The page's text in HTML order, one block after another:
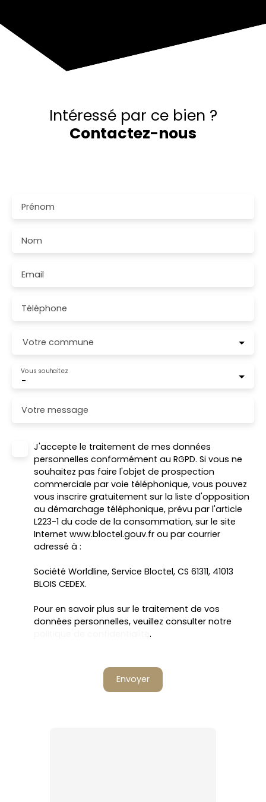
Intéressé par ce bien ?
Contactez-nous
Prénom
Nom
Email
Téléphone
Votre commune
-
Vous souhaitez
Votre message
J'accepte le traitement de mes données
personnelles conformément au RGPD. Si vous ne
souhaitez pas faire l'objet de prospection
commerciale par voie téléphonique, vous pouvez
vous inscrire gratuitement sur la liste d'opposition
au démarchage téléphonique, prévu par l'article
L223-1 du code de la consommation, sur le site
Internet www.bloctel.gouv.fr ou par courrier
adressé à :
Société Worldline, Service Bloctel, CS 61311, 41013
BLOIS CEDEX.
Pour en savoir plus sur le traitement de vos
données personnelles, veuillez consulter notre
.
Envoyer